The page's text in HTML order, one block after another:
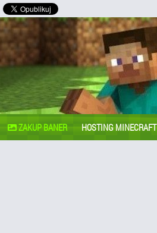
ZAKUP BANER HOSTING MINECRAFT